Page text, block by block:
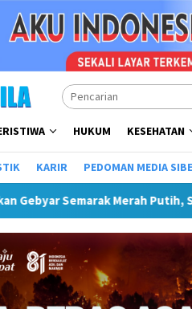
HUKUM KESEHATAN
KARIR PEDOMAN MEDIA
Siapkan Event Besar